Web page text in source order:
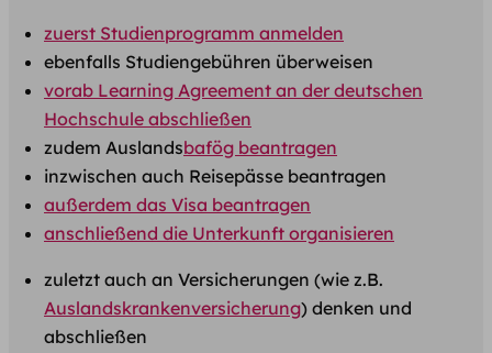
​zuerst Studienprogramm anmelden
ebenfalls Studiengebühren überweisen
​vorab Learning Agreement an der deutschen
Hochschule abschließen
​zudem Auslandsbafög beantragen
inzwischen auch Reisepässe beantragen
​außerdem das Visa beantragen
​anschließend die Unterkunft organisieren
​zuletzt auch an Versicherungen (wie z.B.
Auslandskrankenversicherung) denken und
abschließen